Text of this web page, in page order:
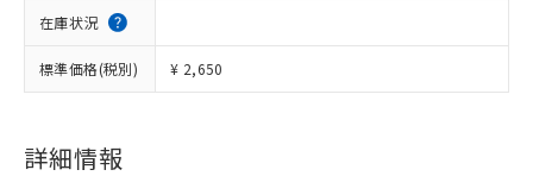
在庫状況
標準価格(税別) ¥ 2,650
詳細情報